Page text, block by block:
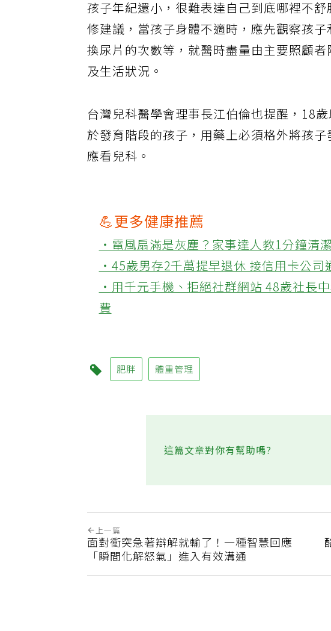
孩子年紀還小，很難表達自己到底哪裡不
修建議，當孩子身體不適時，應先觀察孩
換尿片的次數等，就醫時盡量由主要照顧
及生活狀況。
台灣兒科醫學會理事長江伯倫也提醒，18
於發育階段的孩子，用藥上必須格外將孩
應看兒科。
💪更多健康推薦
‧電風扇滿是灰塵？家事達人教1分鐘清
‧45歲男存2千萬提早退休 接信用卡公司
‧用千元手機、拒絕社群網站 48歲社長
費
肥胖 體重管理
上一篇
面對衝突急著辯解就輸了！一種智慧回應
「瞬間化解怒氣」進入有效溝通